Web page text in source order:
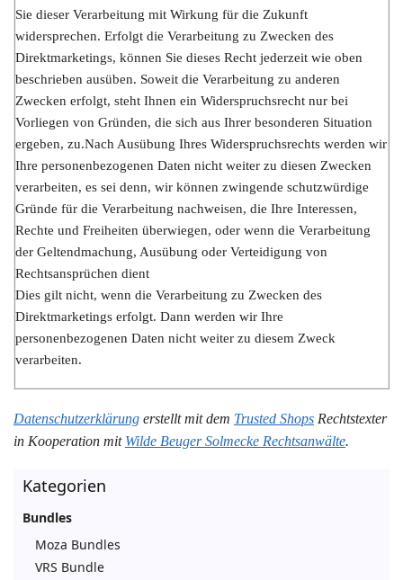
Sie dieser Verarbeitung mit Wirkung für die Zukunft
widersprechen. Erfolgt die Verarbeitung zu Zwecken des
Direktmarketings, können Sie dieses Recht jederzeit wie oben
beschrieben ausüben. Soweit die Verarbeitung zu anderen
Zwecken erfolgt, steht Ihnen ein Widerspruchsrecht nur bei
Vorliegen von Gründen, die sich aus Ihrer besonderen Situation
ergeben, zu.Nach Ausübung Ihres Widerspruchsrechts werden wir
Ihre personenbezogenen Daten nicht weiter zu diesen Zwecken
verarbeiten, es sei denn, wir können zwingende schutzwürdige
Gründe für die Verarbeitung nachweisen, die Ihre Interessen,
Rechte und Freiheiten überwiegen, oder wenn die Verarbeitung
der Geltendmachung, Ausübung oder Verteidigung von
Rechtsansprüchen dient
Dies gilt nicht, wenn die Verarbeitung zu Zwecken des
Direktmarketings erfolgt. Dann werden wir Ihre
personenbezogenen Daten nicht weiter zu diesem Zweck
verarbeiten.
Datenschutzerklärung erstellt mit dem Trusted Shops Rechtstexter
in Kooperation mit Wilde Beuger Solmecke Rechtsanwälte.
Kategorien
Bundles
Moza Bundles
VRS Bundle